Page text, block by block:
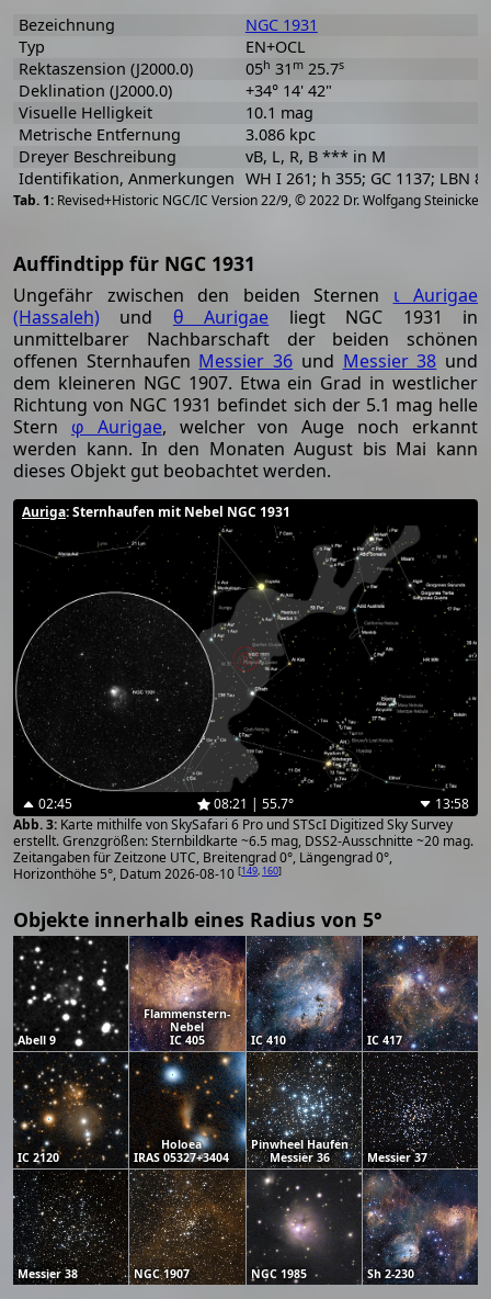
Revised+Historic NGC/IC Version 22/9, © 2022 Dr. Wolfgang Steinicke
Bezeichnung
NGC 1931
Typ
EN+OCL
Rektaszension (J2000.0)
05h 31 m25.7s
Deklination (J2000.0)
+34° 14' 42"
Visuelle Helligkeit
10.1 mag
Metrische Entfernung
3.086 kpc
Dreyer Beschreibung
vB, L, R, B *** in M
Identifikation, Anmerkungen WH I 261; h 355; GC 1137; LBN
Auffindtipp für NGC 1931
Ungefähr zwischen den beiden Sternen ι Aurigae
(Hassaleh) und θ Aurigae liegt NGC 1931 in
unmittelbarer Nachbarschaft der beiden schönen
offenen Sternhaufen Messier 36 und Messier 38 und
dem kleineren NGC 1907. Etwa ein Grad in westlicher
Richtung von NGC 1931 befindet sich der 5.1 mag helle
Stern φ Aurigae, welcher von Auge noch erkannt
werden kann. In den Monaten August bis Mai kann
dieses Objekt gut beobachtet werden.
Auriga: Sternhaufen mit Nebel NGC 1931
02:45 08:21 | 55.7°
13:58
Karte mithilfe von SkySafari 6 Pro und STScI Digitized Sky Survey
erstellt. Grenzgrößen: Sternbildkarte ~6.5 mag, DSS2-Ausschnitte ~20 mag.
Zeitangaben für Zeitzone UTC, Breitengrad 0°, Längengrad 0°,
Horizonthöhe 5°, Datum 2026-08-10 [149 160]
Objekte innerhalb eines Radius von 5°
Abell 9
Flammenstern-
Nebel
IC 405
IC 410 IC 417
IC 2120
Holoea
IRAS 05327+3404
Pinwheel Haufen
Messier 36
Messier 37
Messier 38 NGC 1907 NGC 1985 Sh 2-230